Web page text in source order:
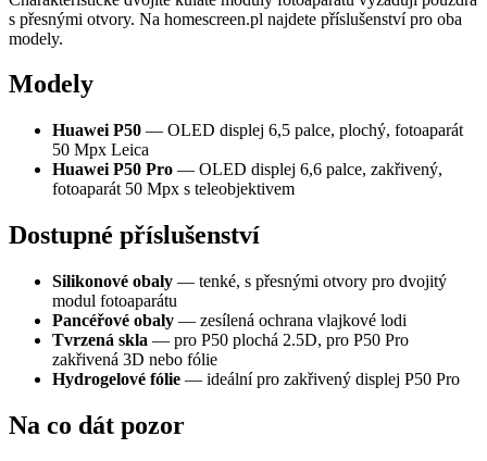
s přesnými otvory. Na homescreen.pl najdete příslušenství pro oba
modely.
Modely
Huawei P50 — OLED displej 6,5 palce, plochý, fotoaparát
50 Mpx Leica
Huawei P50 Pro — OLED displej 6,6 palce, zakřivený,
fotoaparát 50 Mpx s teleobjektivem
Dostupné příslušenství
Silikonové obaly — tenké, s přesnými otvory pro dvojitý
modul fotoaparátu
Pancéřové obaly — zesílená ochrana vlajkové lodi
Tvrzená skla — pro P50 plochá 2.5D, pro P50 Pro
zakřivená 3D nebo fólie
Hydrogelové fólie — ideální pro zakřivený displej P50 Pro
Na co dát pozor